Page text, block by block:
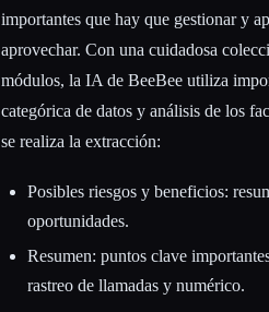
importantes que hay que gestionar y
aprovechar. Con una cuidadosa
módulos, la IA de BeeBee utiliza
categórica de datos y análisis de los
se realiza la extracción:
Posibles riesgos y beneficios:
oportunidades.
Resumen: puntos clave
rastreo de llamadas y numérico.